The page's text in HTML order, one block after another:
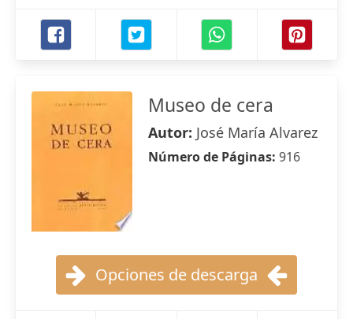
Museo de cera
Autor: José María Alvarez
Número de Páginas: 916
Opciones de descarga